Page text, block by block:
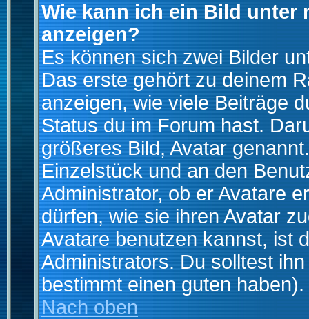
Wie kann ich ein Bild unter
anzeigen?
Es können sich zwei Bilder
Das erste gehört zu deinem
anzeigen, wie viele Beiträge
Status du im Forum hast.
größeres Bild, Avatar
Einzelstück und an den
Administrator, ob er Avatare
dürfen, wie sie ihren Avatar
Avatare benutzen kannst, ist
Administrators. Du solltest
bestimmt einen guten haben).
Nach oben